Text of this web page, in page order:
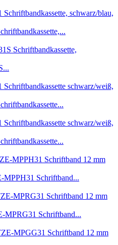
Schriftband...
MPRG31 Schriftband...